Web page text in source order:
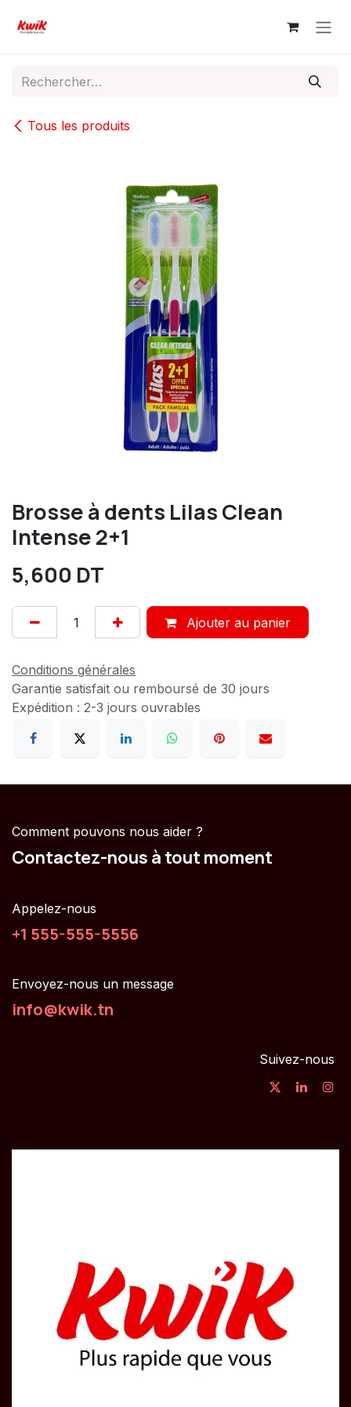
Tous les produits
Brosse à dents Lilas Clean
Intense 2+1
5,600 DT
Ajouter au panier
Conditions générales
Garantie satisfait ou remboursé de 30 jours
Expédition : 2-3 jours ouvrables
Comment pouvons nous aider ?
Contactez-nous à tout moment
Appelez-nous
+1 555-555-5556
Envoyez-nous un message
info@kwik.tn
Suivez-nous